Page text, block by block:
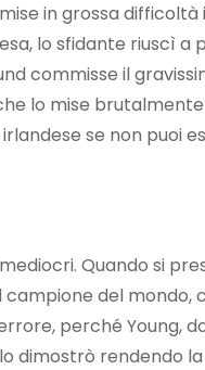
in grossa difficoltà
lo sfidante riuscì a
commisse il
lo mise
se non puoi
Quando si
del mondo,
perché Young,
dimostrò rendendo